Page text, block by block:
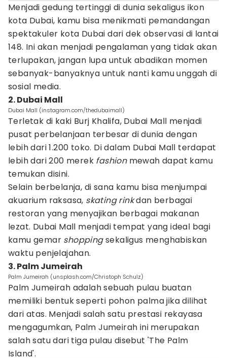
Menjadi gedung tertinggi di dunia sekaligus ikon
kota Dubai, kamu bisa menikmati pemandangan
spektakuler kota Dubai dari dek observasi di lantai
148. Ini akan menjadi pengalaman yang tidak akan
terlupakan, jangan lupa untuk abadikan momen
sebanyak-banyaknya untuk nanti kamu unggah di
sosial media.
2. Dubai Mall
Dubai Mall (instagram.com/thedubaimall)
Terletak di kaki Burj Khalifa, Dubai Mall menjadi
pusat perbelanjaan terbesar di dunia dengan
lebih dari 1.200 toko. Di dalam Dubai Mall terdapat
lebih dari 200 merek fashion mewah dapat kamu
temukan disini.
Selain berbelanja, di sana kamu bisa menjumpai
akuarium raksasa, skating rinkdan berbagai
restoran yang menyajikan berbagai makanan
lezat. Dubai Mall menjadi tempat yang ideal bagi
kamu gemar shoppingsekaligus menghabiskan
waktu penjelajahan.
3. Palm Jumeirah
Palm Jumeirah (unsplash.com/Christoph Schulz)
Palm Jumeirah adalah sebuah pulau buatan
memiliki bentuk seperti pohon palma jika dilihat
dari atas. Menjadi salah satu prestasi rekayasa
mengagumkan, Palm Jumeirah ini merupakan
salah satu dari tiga pulau disebut 'The Palm
Island'.